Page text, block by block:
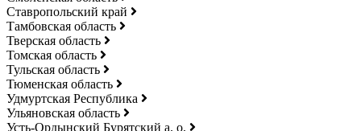
Ставропольский край
Тамбовская область
Тверская область
Томская область
Тульская область
Тюменская область
Удмуртская Республика
Ульяновская область
Усть-Ордынский Бурятский а. о.